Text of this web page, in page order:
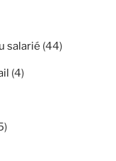
salarié (44)
(4)